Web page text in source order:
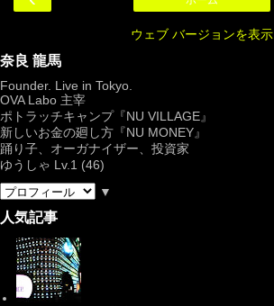
ウェブ バージョンを表示
奈良 龍馬
Founder. Live in Tokyo.
OVA Labo 主宰
ポトラッチキャンプ『NU VILLAGE』
新しいお金の廻し方『NU MONEY』
踊り子、オーガナイザー、投資家
ゆうしゃ Lv.1 (46)
▼
人気記事